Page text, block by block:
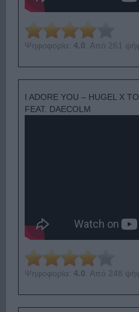
Ψηφοφορία: 4.0 . Από 261
I ADORE YOU – HUGEL X
FEAT. DAECOLM
Ψηφοφορία: 4.0 . Από 248